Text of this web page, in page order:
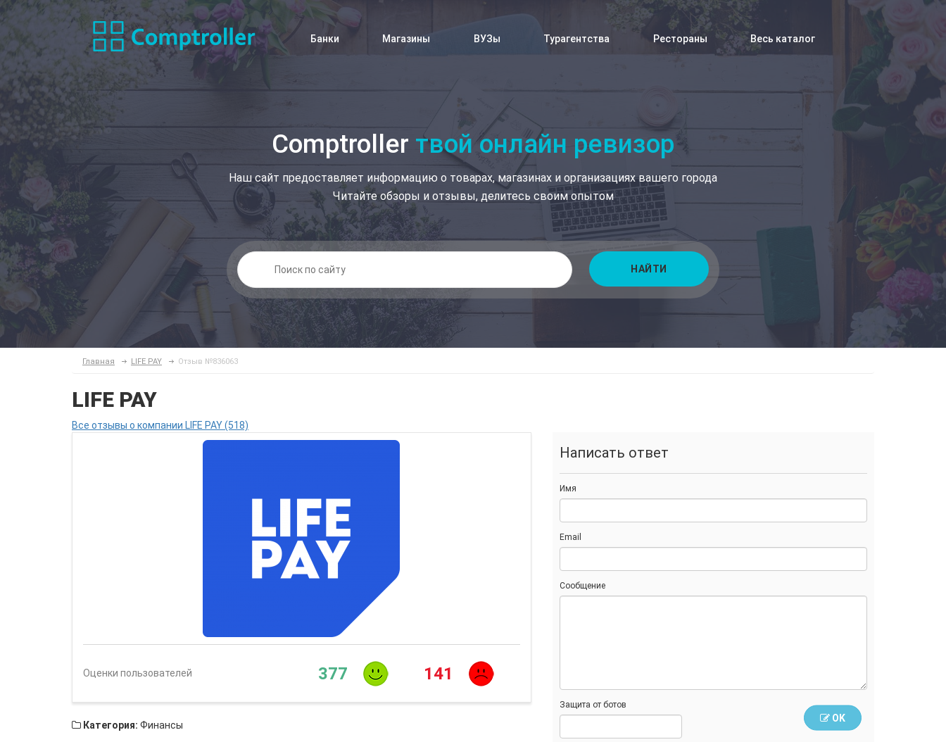
Банки Магазины ВУЗы Турагентства Рестораны Весь каталог
Comptroller твой онлайн ревизор
Наш сайт предоставляет информацию о товарах, магазинах и организациях вашего города
Читайте обзоры и отзывы, делитесь своим опытом
НАЙТИ
Главная LIFE PAY Отзыв №836063
LIFE PAY
Все отзывы о компании LIFE PAY (518)
Оценки пользователей 377 141
Категория: Финансы
Написать ответ
Имя
Email
Сообщение
Защита от ботов
OK